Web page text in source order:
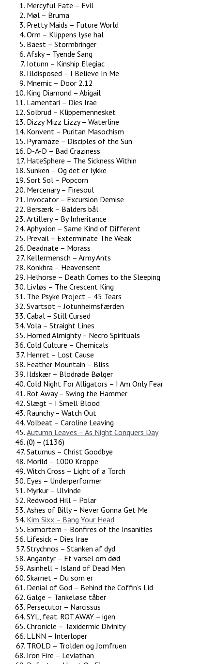
Mercyful Fate – Evil
Møl – Bruma
Pretty Maids – Future World
Orm – Klippens lyse hal
Baest – Stormbringer
Afsky – Tyende Sang
Iotunn – Kinship Elegiac
Illdisposed – I Believe In Me
Mnemic – Door 2.12
King Diamond – Abigail
Lamentari – Dies Irae
Solbrud – Klippemennesket
Dizzy Mizz Lizzy – Waterline
Konvent – Puritan Masochism
Pyramaze – Disciples of the Sun
D-A-D – Bad Craziness
HateSphere – The Sickness Within
Sunken – Og det er lykke
Sort Sol – Popcorn
Mercenary – Firesoul
Invocator – Excursion Demise
Bersærk – Balders bål
Artillery – By Inheritance
Aphyxion – Same Kind of Different
Prevail – Exterminate The Weak
Deadnate – Morass
Kellermensch – Army Ants
Konkhra – Heavensent
Helhorse – Death Comes to the Sleeping
Livløs – The Crescent King
The Psyke Project – 45 Tears
Svartsot – Jotunheimsfærden
Cabal – Still Cursed
Vola – Straight Lines
Horned Almighty – Necro Spirituals
Cold Culture – Chemicals
Henret – Lost Cause
Feather Mountain – Bliss
Ildskær – Blodrøde Bølger
Cold Night For Alligators – I Am Only Fear
Rot Away – Swing the Hammer
Slægt – I Smell Blood
Raunchy – Watch Out
Volbeat – Caroline Leaving
Autumn Leaves – As Night Conquers Day
(0) – (1136)
Saturnus – Christ Goodbye
Morild – 1000 Kroppe
Witch Cross – Light of a Torch
Eyes – Underperformer
Myrkur – Ulvinde
Redwood Hill – Polar
Ashes of Billy – Never Gonna Get Me
Kim Sixx – Bang Your Head
Exmortem – Bonfires of the Insanities
Lifesick – Dies Irae
Strychnos – Stanken af dyd
Angantyr – Et varsel om død
Asinhell – Island of Dead Men
Skarnet – Du som er
Denial of God – Behind the Coffin’s Lid
Galge – Tankeløse tåber
Persecutor – Narcissus
SYL, feat. ROT AWAY – igen
Chronicle – Taxidermic Divinity
LLNN – Interloper
TROLD – Trolden og Jomfruen
Iron Fire – Leviathan